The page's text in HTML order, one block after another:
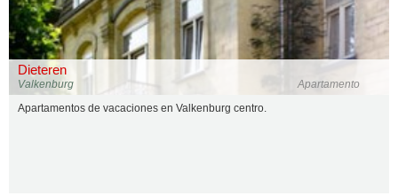
Dieteren
Apartamento
Valkenburg
Apartamentos de vacaciones en Valkenburg centro.